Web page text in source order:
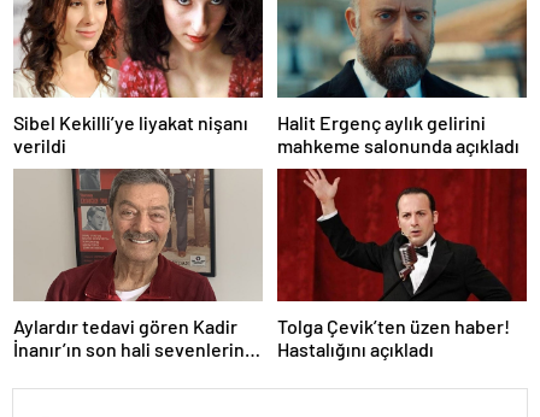
Sibel Kekilli’ye liyakat nişanı
verildi
Halit Ergenç aylık gelirini
mahkeme salonunda açıkladı
Aylardır tedavi gören Kadir
İnanır’ın son hali sevenlerini
Tolga Çevik’ten üzen haber!
Hastalığını açıkladı